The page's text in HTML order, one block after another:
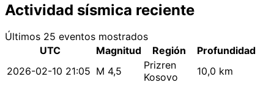
Actividad sísmica reciente
Últimos 25 eventos mostrados
UTC
Magnitud Región
Profundidad
2026-02-10 21:05 M 4,5
Prizren
Kosovo
10,0 km